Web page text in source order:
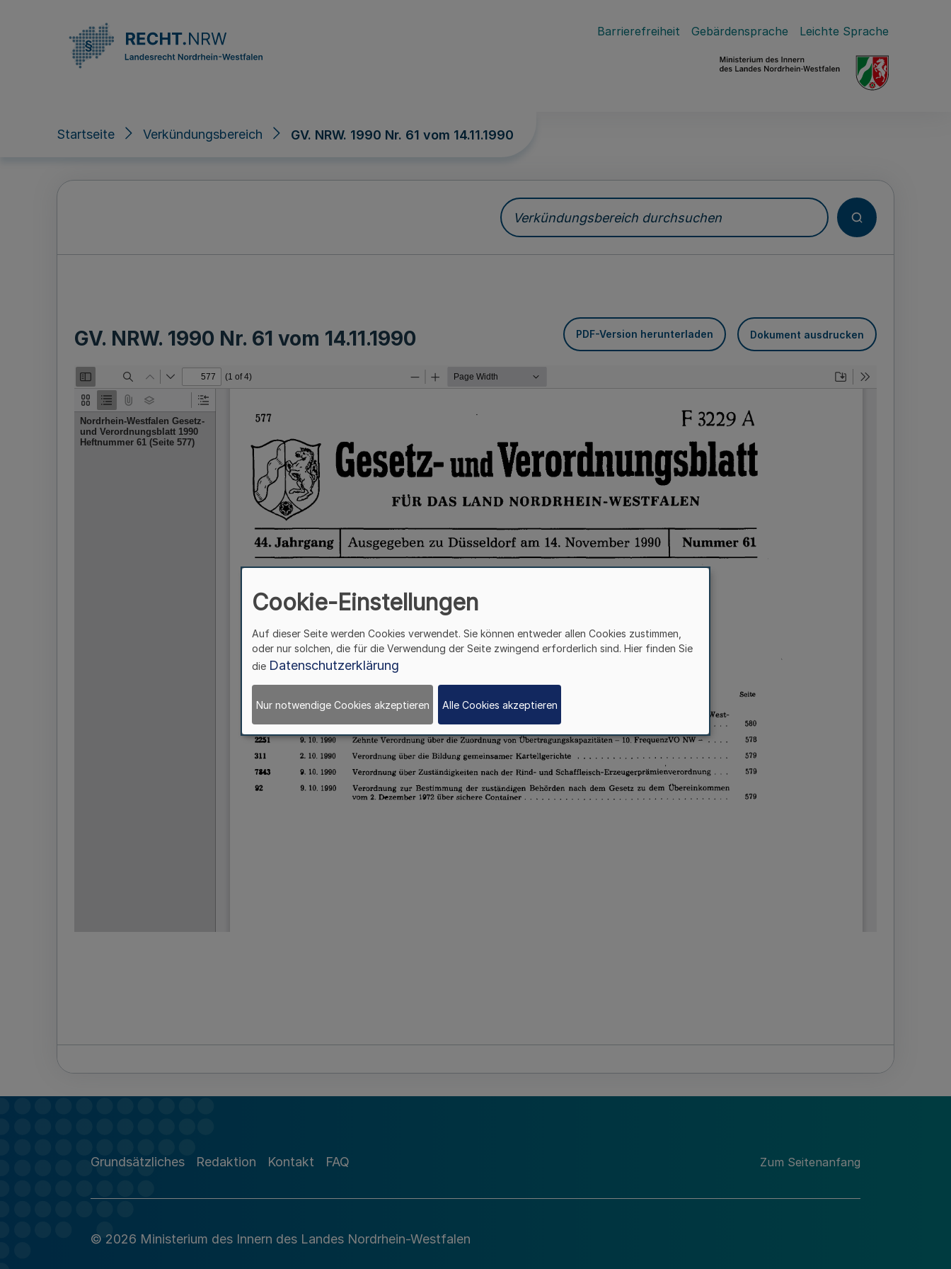
Barrierefreiheit Gebärdensprache Leichte Sprache
Startseite Verkündungsbereich GV. NRW. 1990 Nr. 61 vom 14.11.1990
Verkündungsbereich durchsuchen
GV. NRW. 1990 Nr. 61 vom 14.11.1990 PDF-Version herunterladen Dokument ausdrucken
Grundsätzliches Redaktion Kontakt FAQ Zum Seitenanfang
© 2026 Ministerium des Innern des Landes Nordrhein-Westfalen
Cookie-Einstellungen
Auf dieser Seite werden Cookies verwendet. Sie können entweder allen Cookies zustimmen,
oder nur solchen, die für die Verwendung der Seite zwingend erforderlich sind. Hier finden Sie
die Datenschutzerklärung
Nur notwendige Cookies akzeptieren Alle Cookies akzeptieren